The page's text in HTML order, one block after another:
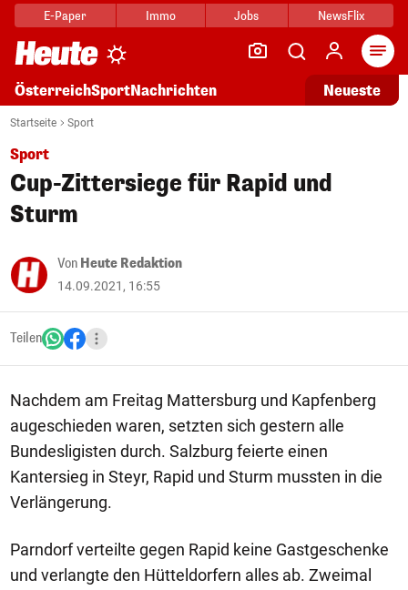
E-Paper Immo Jobs NewsFlix
ÖsterreichSportNachrichten Neueste
Startseite Sport
Sport
Cup-Zittersiege für Rapid und
Sturm
Von Heute Redaktion
14.09.2021, 16:55
Teilen
Nachdem am Freitag Mattersburg und Kapfenberg
augeschieden waren, setzten sich gestern alle
Bundesligisten durch. Salzburg feierte einen
Kantersieg in Steyr, Rapid und Sturm mussten in die
Verlängerung.
Parndorf verteilte gegen Rapid keine Gastgeschenke
und verlangte den Hütteldorfern alles ab. Zweimal